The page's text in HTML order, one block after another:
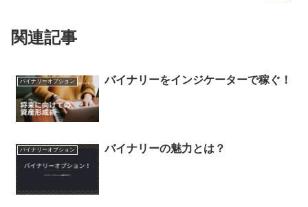
関連記事
バイナリーオプション バイナリーをインジケーターで稼ぐ！
バイナリーオプション バイナリーの魅力とは？